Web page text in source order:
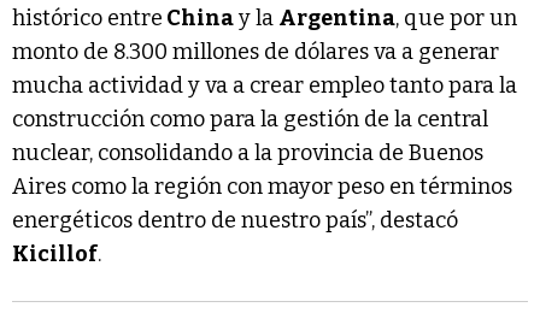
histórico entre Chinay la Argentina, que por un
monto de 8.300 millones de dólares va a generar
mucha actividad y va a crear empleo tanto para la
construcción como para la gestión de la central
nuclear, consolidando a la provincia de Buenos
Aires como la región con mayor peso en términos
energéticos dentro de nuestro país”, destacó
Kicillof.